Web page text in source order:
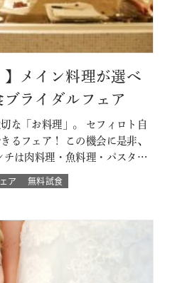
】メイン料理が選べ
ライダルフェア
な「お料理」。 セフィロト自
るフェア！ この機会に是非、
は肉料理・魚料理・パスタか
ので土日とは違ってゆっくり
場の待合室などの付帯設備も
ア 無料試食